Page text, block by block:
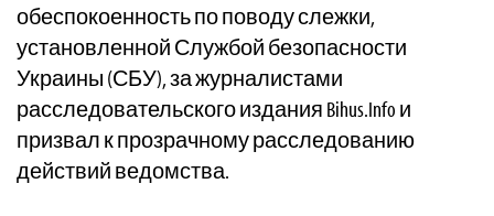
обеспокоенность по поводу слежки,
установленной Службой безопасности
Украины (СБУ), за журналистами
расследовательского издания Bihus.Info и
призвал к прозрачному расследованию
действий ведомства.